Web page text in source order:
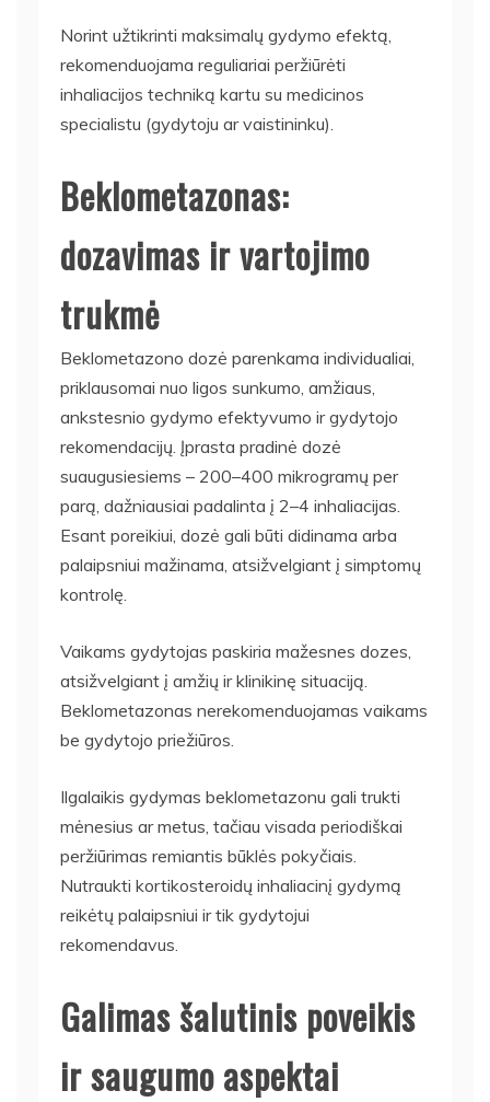
Norint užtikrinti maksimalų gydymo efektą,
rekomenduojama reguliariai peržiūrėti
inhaliacijos techniką kartu su medicinos
specialistu (gydytoju ar vaistininku).
Beklometazonas:
dozavimas ir vartojimo
trukmė
Beklometazono dozė parenkama individualiai,
priklausomai nuo ligos sunkumo, amžiaus,
ankstesnio gydymo efektyvumo ir gydytojo
rekomendacijų. Įprasta pradinė dozė
suaugusiesiems – 200–400 mikrogramų per
parą, dažniausiai padalinta į 2–4 inhaliacijas.
Esant poreikiui, dozė gali būti didinama arba
palaipsniui mažinama, atsižvelgiant į simptomų
kontrolę.
Vaikams gydytojas paskiria mažesnes dozes,
atsižvelgiant į amžių ir klinikinę situaciją.
Beklometazonas nerekomenduojamas vaikams
be gydytojo priežiūros.
Ilgalaikis gydymas beklometazonu gali trukti
mėnesius ar metus, tačiau visada periodiškai
peržiūrimas remiantis būklės pokyčiais.
Nutraukti kortikosteroidų inhaliacinį gydymą
reikėtų palaipsniui ir tik gydytojui
rekomendavus.
Galimas šalutinis poveikis
ir saugumo aspektai